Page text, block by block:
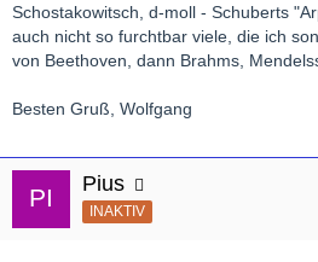
Schostakowitsch, d-moll - Schuberts
auch nicht so furchtbar viele, die ich
von Beethoven, dann Brahms,
Besten Gruß, Wolfgang
Pius
INAKTIV